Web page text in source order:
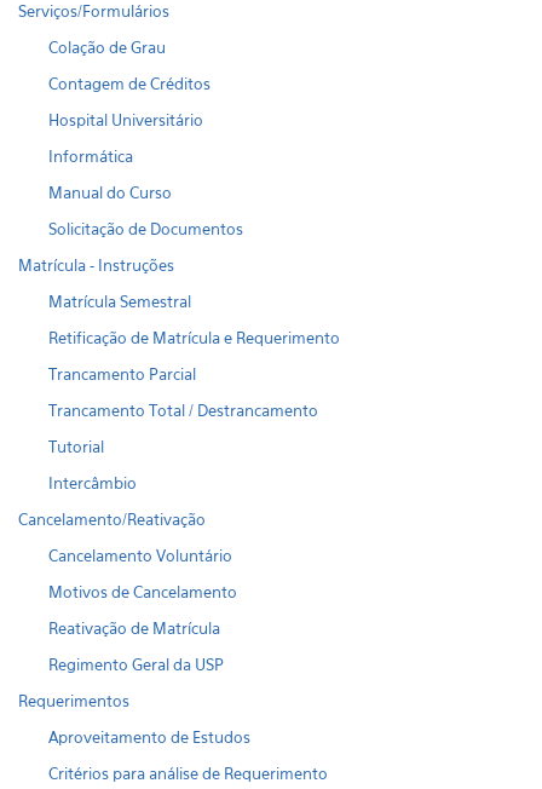
Serviços/Formulários
Colação de Grau
Contagem de Créditos
Hospital Universitário
Informática
Manual do Curso
Solicitação de Documentos
Matrícula - Instruções
Matrícula Semestral
Retificação de Matrícula e Requerimento
Trancamento Parcial
Trancamento Total / Destrancamento
Tutorial
Intercâmbio
Cancelamento/Reativação
Cancelamento Voluntário
Motivos de Cancelamento
Reativação de Matrícula
Regimento Geral da USP
Requerimentos
Aproveitamento de Estudos
Critérios para análise de Requerimento